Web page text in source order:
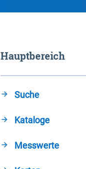
Hauptbereich
Suche
Kataloge
Messwerte